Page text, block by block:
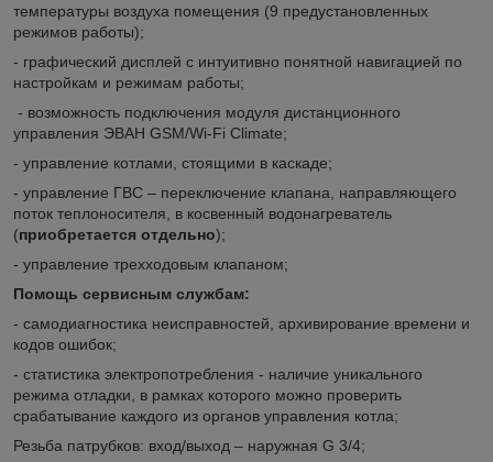
температуры воздуха помещения (9 предустановленных
режимов работы);
- графический дисплей с интуитивно понятной навигацией по
настройкам и режимам работы;
- возможность подключения модуля дистанционного
управления ЭВАН GSM/Wi-Fi Climate;
- управление котлами, стоящими в каскаде;
- управление ГВС – переключение клапана, направляющего
поток теплоносителя, в косвенный водонагреватель
(приобретается отдельно);
- управление трехходовым клапаном;
Помощь сервисным службам:
- самодиагностика неисправностей, архивирование времени и
кодов ошибок;
- статистика электропотребления - наличие уникального
режима отладки, в рамках которого можно проверить
срабатывание каждого из органов управления котла;
Резьба патрубков: вход/выход – наружная G 3/4;